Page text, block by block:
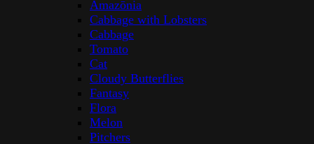
Amazōnia
Cabbage with Lobsters
Cabbage
Tomato
Cat
Cloudy Butterflies
Fantasy
Flora
Melon
Pitchers